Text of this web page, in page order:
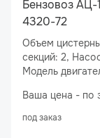
Бензовоз
4320-72
Объем
секций: 2, Насос: СВН-80, Колесная формула: 6×6,
Модель двигателя: ЯМЗ-
Ваша цена - по
под заказ